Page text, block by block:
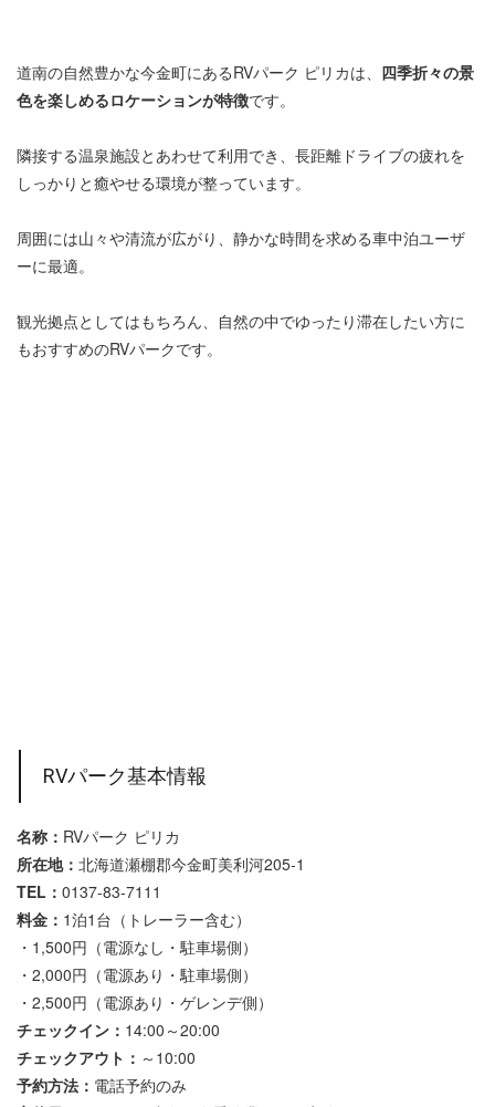
道南の自然豊かな今金町にあるRVパーク ピリカは、 四季折々の景
色を楽しめるロケーションが特徴です。
隣接する温泉施設とあわせて利用でき、長距離ドライブの疲れを
しっかりと癒やせる環境が整っています。
周囲には山々や清流が広がり、静かな時間を求める車中泊ユーザ
ーに最適。
観光拠点としてはもちろん、自然の中でゆったり滞在したい方に
もおすすめのRVパークです。
RVパーク基本情報
名称： RVパーク ピリカ
所在地： 北海道瀬棚郡今金町美利河205-1
TEL： 0137-83-7111
料金： 1泊1台（トレーラー含む）
・1,500円（電源なし・駐車場側）
・2,000円（電源あり・駐車場側）
・2,500円（電源あり・ゲレンデ側）
チェックイン： 14:00～20:00
チェックアウト： ～10:00
予約方法： 電話予約のみ